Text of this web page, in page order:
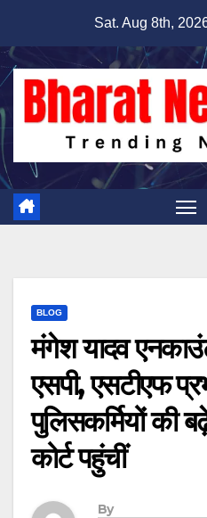
content
Sat. Aug 8th,
BLOG
मंगेश यादव
एसपी, एसटीएफ
पुलिसकर्मियों की
कोर्ट पहुंचीं
By